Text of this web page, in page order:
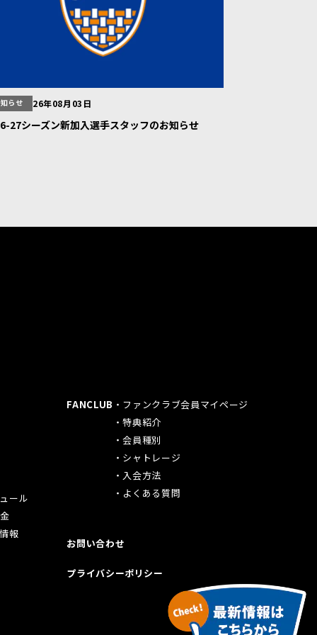
らせ 26年08月03日
27シーズン新加入選手スタッフのお知らせ
ール
報
FANCLUB
ファンクラブ会員マイページ
特典紹介
会員種別
シャトレージ
入会方法
よくある質問
お問い合わせ
プライバシーポリシー